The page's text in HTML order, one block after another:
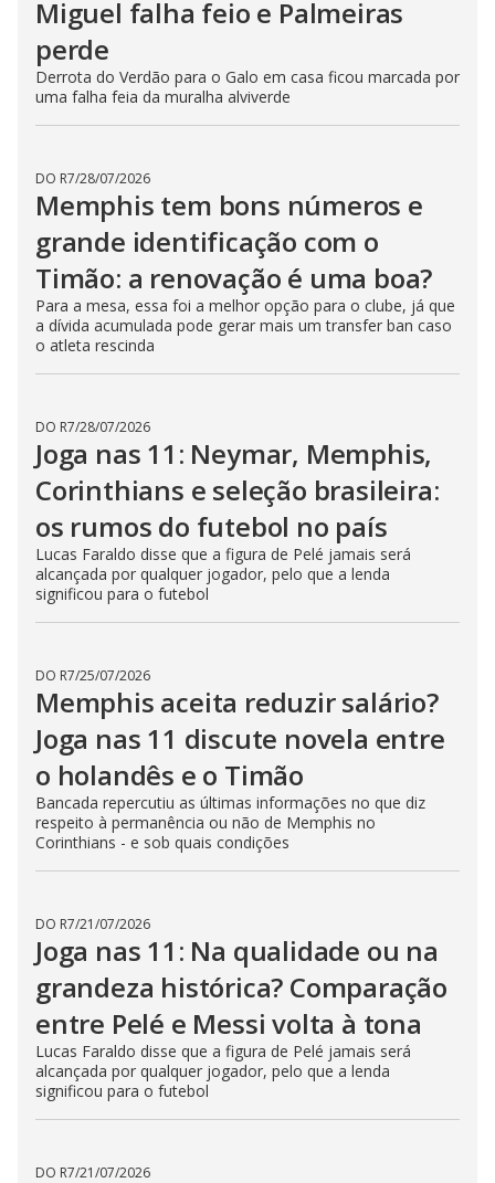
Miguel falha feio e Palmeiras
perde
Derrota do Verdão para o Galo em casa ficou marcada por
uma falha feia da muralha alviverde
DO R7/28/07/2026
Memphis tem bons números e
grande identificação com o
Timão: a renovação é uma boa?
Para a mesa, essa foi a melhor opção para o clube, já que
a dívida acumulada pode gerar mais um transfer ban caso
o atleta rescinda
DO R7/28/07/2026
Joga nas 11: Neymar, Memphis,
Corinthians e seleção brasileira:
os rumos do futebol no país
Lucas Faraldo disse que a figura de Pelé jamais será
alcançada por qualquer jogador, pelo que a lenda
significou para o futebol
DO R7/25/07/2026
Memphis aceita reduzir salário?
Joga nas 11 discute novela entre
o holandês e o Timão
Bancada repercutiu as últimas informações no que diz
respeito à permanência ou não de Memphis no
Corinthians - e sob quais condições
DO R7/21/07/2026
Joga nas 11: Na qualidade ou na
grandeza histórica? Comparação
entre Pelé e Messi volta à tona
Lucas Faraldo disse que a figura de Pelé jamais será
alcançada por qualquer jogador, pelo que a lenda
significou para o futebol
DO R7/21/07/2026